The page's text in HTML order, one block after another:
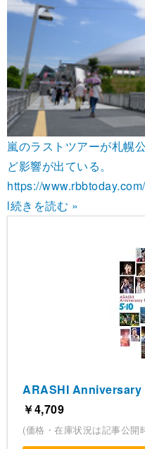
嵐のラストツアーが札幌
ど影響が出ている。
https://
l続きを読む »
ARASHI
￥4,709
(価格・在庫状況は記事公開